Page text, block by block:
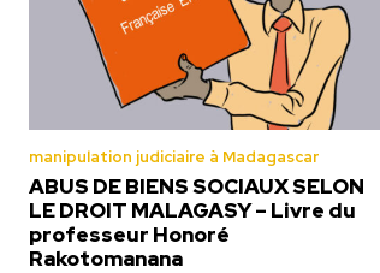
manipulation judiciaire à Madagascar
ABUS DE BIENS SOCIAUX SELON
LE DROIT MALAGASY – Livre du
professeur Honoré
Rakotomanana